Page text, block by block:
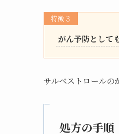
特徴３
がん予防として
サルベストロールの
処方の手順